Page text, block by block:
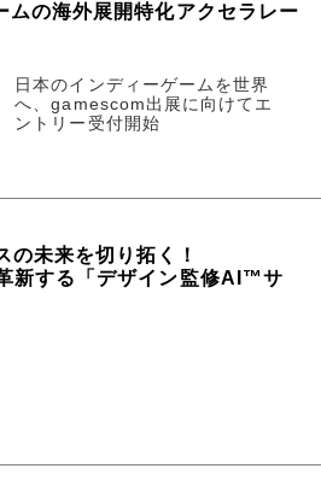
ムの海外展開特化アクセラレー
日本のインディーゲームを世界
へ、gamescom出展に向けてエ
ントリー受付開始
の未来を切り拓く！
新する「デザイン監修AI™サ